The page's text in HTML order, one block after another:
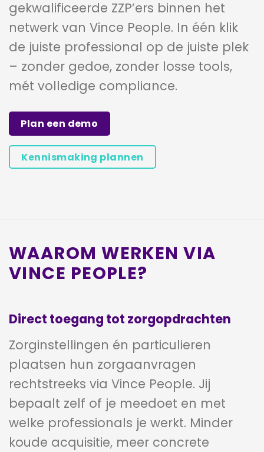
gekwalificeerde ZZP’ers binnen het
netwerk van Vince People. In één klik
de juiste professional op de juiste plek
– zonder gedoe, zonder losse tools,
mét volledige compliance.
Plan een demo
Kennismaking plannen
WAAROM WERKEN VIA
VINCE PEOPLE?
Direct toegang tot zorgopdrachten
Zorginstellingen én particulieren
plaatsen hun zorgaanvragen
rechtstreeks via Vince People. Jij
bepaalt zelf of je meedoet en met
welke professionals je werkt. Minder
koude acquisitie, meer concrete